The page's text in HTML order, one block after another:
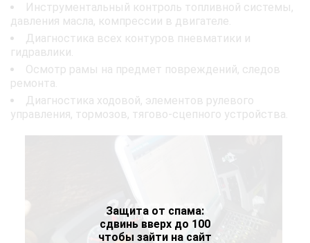
Защита от спама:
сдвинь вверх до 100
чтобы зайти на сайт
Инструментальный контроль топливной системы,
давления масла, компрессии в двигателе.
Диагностика всех контуров пневматики и
гидравлики.
Осмотр рамы на предмет повреждений, следов
ремонта.
Диагностика ходовой, элементов рулевого
управления, тормозов, тягово-сцепного устройства.